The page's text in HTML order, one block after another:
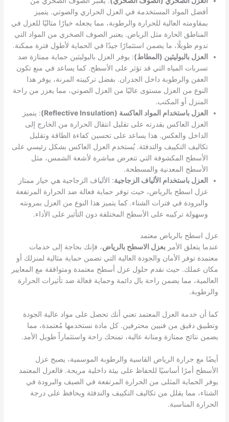
أفضل المواد المستخدمة في العزل الحراري والصوتي. يتميز
بمقاومته العالية للحرارة والرطوبة، مما يجعله خيارًا مثاليًا للعزل في
المناطق الحارة مثل الرياض. يعتبر الصوف الصخري من المواد التي
تدوم طويلًا، ما يضمن استثمارًا جيدًا في الحماية لأطول فترة ممكنة.
العزل بالبوليثين (المطاط): يوفر العزل بالبوليثين حماية ممتازة ضد
تسربات المياه التي قد تؤثر على الأسطح. كما يساعد في منع تكون
العفن والرطوبة داخل الجدران. بفضل تركيبته المرنة، يوفر هذا
النوع من العزل مستوى عاليًا من العزل الصوتي، مما يعزز من راحة
المنزل أو المكتب.
العزل باستخدام المواد العاكسة (Reflective Insulation)
: يتميز
العزل العاكس بقدرته على تقليل انتقال الحرارة من الخارج إلى
الداخل والعكس. هذا يساعد على تحسين كفاءة الطاقة وتقليل
تكاليف التكييف والتدفئة. يُستخدم العزل العاكس بشكل رئيسي على
الأسطح المكشوفة التي تتعرض مباشرة لأشعة الشمس، مثل
الأسطح المعدنية والمسطحة.
العزل باستخدام الألياف الزجاجية: الألياف الزجاجية هي خيار ممتاز
عزل اسطح بالرياض، حيث توفر حماية فعالة ضد الحرارة المرتفعة
والبرودة في فترات الشتاء. كما يتميز هذا النوع من العزل بمرونته
وسهولة تركيبه على الأسطح المختلفة دون التأثير على الأداء.
عزل اسطح بالرياض معتمد
عندما يتعلق الأمربعزل الاسطح بالرياض، فإنك بحاجة إلى خدمات
معتمدة توفر الأمان والجودة العالية التي تضمن حماية مثالية لمنزلك أو
مكان عملك. حيث نقدم حلول عزل أسطح معتمدة ومتوافقة مع المعايير
العالمية، مما يضمن راحة بال دائمة وحماية فعالة ضد تأثيرات الحرارة
والرطوبة.
كما أن خدمة العزل المعتمد تعني أنك تحصل على مواد عالية الجودة
وتطبيق دقيق من فنيين محترفين. كل مادة نستخدمها مُعتمدة، مما
يضمن نتائج ممتازة ومتانة عالية، تمنحك راحة واستثماراً طويل الأمد.
أيضًا مع حرارة الرياض القاسية والرطوبة الموسمية، يصبح عزل
الأسطح أمرًا أساسيًا للحفاظ على بيئة داخلية مريحة. فالعزل المعتمد
يوفر الحماية المثلى من الحرارة المرتفعة في الصيف والبرودة في
الشتاء، مما يقلل من تكاليف التكييف والتدفئة ويحافظ على درجة
الحرارة المناسبة.